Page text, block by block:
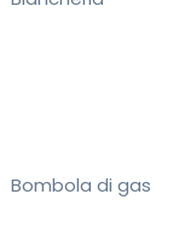
Bombola di gas